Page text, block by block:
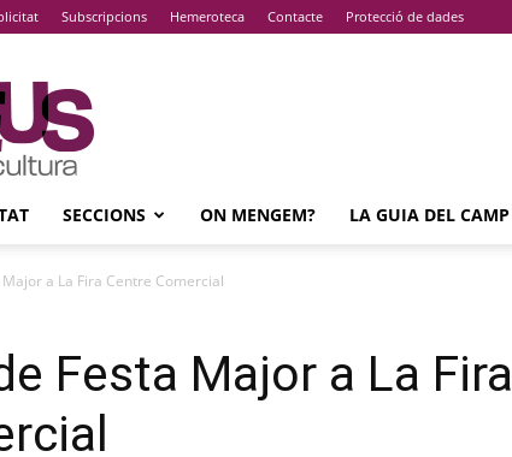
Subscripcions Hemeroteca Contacte Protecció de dades
SECCIONS ON MENGEM? LA GUIA DEL CAMP
a La Fira Centre Comercial
Festa Major a La Fira